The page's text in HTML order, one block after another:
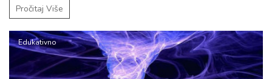
Pročitaj Više
Edukativno